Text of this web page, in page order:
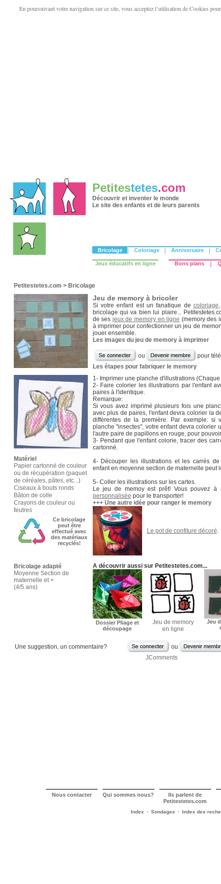
En poursuivant votre navigation sur ce site, vous acceptez l’utilisation de Cookies
Petitestetes.com
Découvrir et inventer le monde
Le site des enfants et de leurs parents
Bricolage Coloriage Anniversaire
Jeux éducatifs en ligne Bons plans
Petitestetes.com > Bricolage
Matériel
Papier cartonné de couleur
ou de récupération (paquet
de céréales, pâtes, etc...)
Ciseaux à bouts ronds
Bâton de colle
Crayons de couleur ou
feutres
Ce bricolage
peut être
effectué avec
des matériaux
recyclés!
Bricolage adapté
Moyenne Section de
maternelle et +
(4/5 ans)
Jeu de memory à bricoler
Si votre enfant est un fanatique de coloriage
bricolage qui va bien lui plaire...
de ses jeux de memory en ligne (memory des
à imprimer pour confectionner un jeu de
jouer ensemble.
Les images du jeu de memory à imprimer
ou
pour
Les étapes pour fabriquer le memory
1- Imprimer une planche d'illustrations
2- Faire colorier les illustrations par l'enfant
paires à l'identique.
Remarque:
Si vous avez imprimé plusieurs fois une
avec plus de paires, l'enfant devra colorier la
différentes de la première. Par exemple: si
planche "insectes", votre enfant devra colorier
l'autre paire de papillons en rouge, pour
3- Pendant que l'enfant colorie, tracer des
cartonné.
4- Découper les illustrations et les carrés
enfant en moyenne section de maternelle peut
5- Coller les illustrations sur les cartes.
Le jeu de memoy est prêt! Vous pouvez
personnalisée pour le transporter!
+++ Une autre idée pour ranger le memory
Le pot de confiture décoré.
A découvrir aussi sur Petitestetes.com...
Dossier Pliage et
découpage
Jeu de memory
en ligne
Jeu
Une suggestion, un commentaire?
ou
JComments
Nous contacter Qui sommes nous? Ils parlent de
Petitestetes.com
Index - Sondages - Index des